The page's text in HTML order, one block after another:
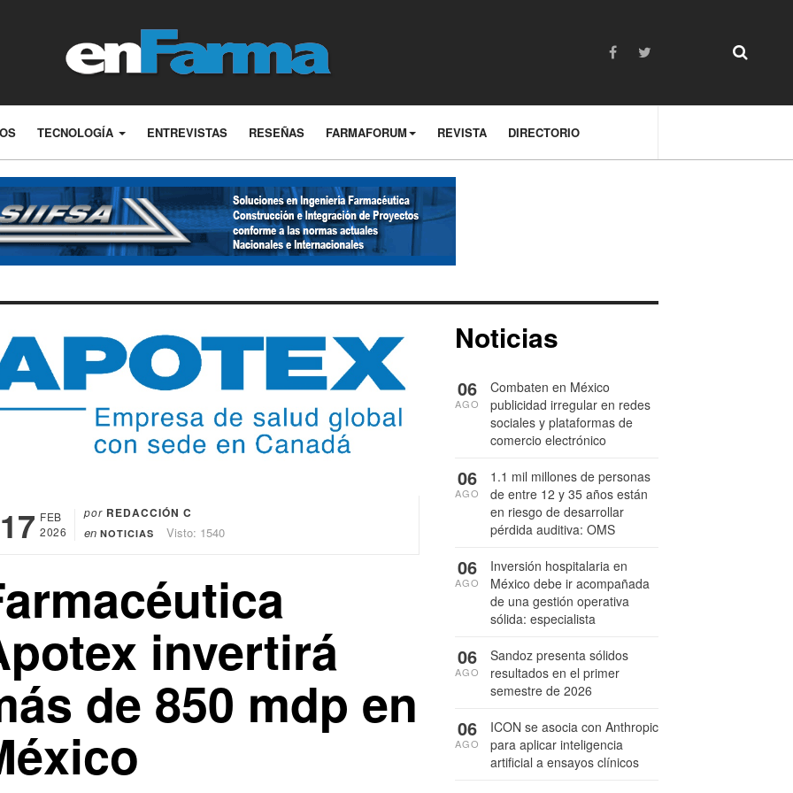
TECNOLOGÍA ENTREVISTAS RESEÑAS FARMAFORUM REVISTA DIRECTORIO
17 FEB
2026
por REDACCIÓN C
en NOTICIAS Visto: 1540
invertirá
de 850 mdp en
Noticias
Combaten en México
publicidad irregular en redes
sociales y plataformas de
comercio electrónico
06
AGO
1.1 mil millones de personas
de entre 12 y 35 años están
en riesgo de desarrollar
pérdida auditiva: OMS
06
AGO
Inversión hospitalaria en
México debe ir acompañada
de una gestión operativa
sólida: especialista
06
AGO
Sandoz presenta sólidos
resultados en el primer
semestre de 2026
06
AGO
ICON se asocia con Anthropic
para aplicar inteligencia
artificial a ensayos clínicos
06
AGO